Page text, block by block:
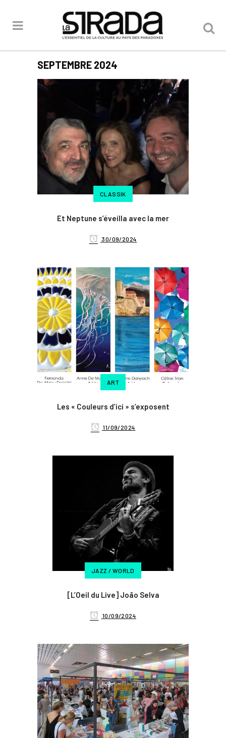
SEPTEMBRE 2024
CLASSIK
Et Neptune s’éveilla avec la mer
30/09/2024
ART
Les « Couleurs d’ici » s’exposent
11/09/2024
JAZZ / WORLD
[L’Oeil du Live] João Selva
10/09/2024